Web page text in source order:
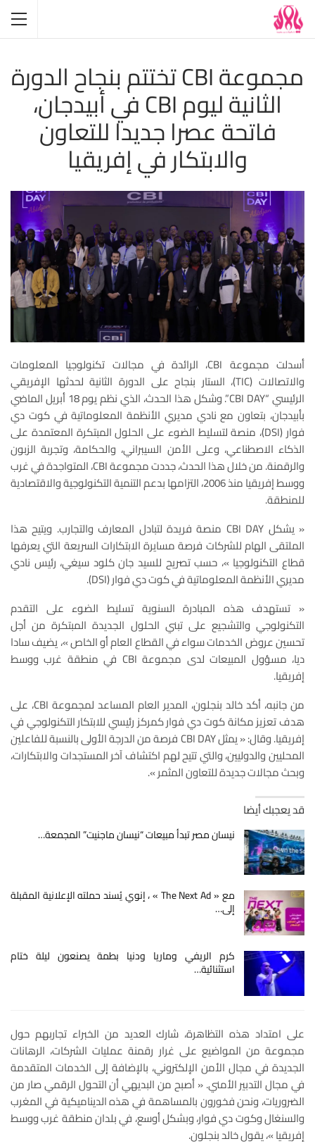
مجموعة CBI تختتم بنجاح الدورة
الثانية ليوم CBI في أبيدجان،
فاتحة عصرا جديدا للتعاون
والابتكار في إفريقيا
أسدلت مجموعة CBI، الرائدة في مجالات تكنولوجيا المعلومات
والاتصالات (TIC)، الستار بنجاح على الدورة الثانية لحدثها الإفريقي
الرئيسي “CBI DAY”. وشكل هذا الحدث، الذي نظم يوم 18 أبريل الماضي
بأبيدجان، بتعاون مع نادي مديري الأنظمة المعلوماتية في كوت دي
فوار (DSI)، منصة لتسليط الضوء على الحلول المبتكرة المعتمدة على
الذكاء الاصطناعي، وعلى الأمن السيبراني، والحكامة، وتجربة الزبون
والرقمنة. من خلال هذا الحدث، جددت مجموعة CBI، المتواجدة في غرب
ووسط إفريقيا منذ 2006، التزامها بدعم التنمية التكنولوجية والاقتصادية
للمنطقة.
« يشكل CBI DAY منصة فريدة لتبادل المعارف والتجارب. ويتيح هذا
الملتقى الهام للشركات فرصة مسايرة الابتكارات السريعة التي يعرفها
قطاع التكنولوجيا »، حسب تصريح للسيد جان كلود سيغي، رئيس نادي
مديري الأنظمة المعلوماتية في كوت دي فوار (DSI).
« تستهدف هذه المبادرة السنوية تسليط الضوء على التقدم
التكنولوجي والتشجيع على تبني الحلول الجديدة المبتكرة من أجل
تحسين عروض الخدمات سواء في القطاع العام أو الخاص »، يضيف سادا
ديا، مسؤول المبيعات لدى مجموعة CBI في منطقة غرب ووسط
إفريقيا.
من جانبه، أكد خالد بنجلون، المدير العام المساعد لمجموعة CBI، على
هدف تعزيز مكانة كوت دي فوار كمركز رئيسي للابتكار التكنولوجي في
إفريقيا. وقال: « يمثل CBI DAY فرصة من الدرجة الأولى بالنسبة للفاعلين
المحليين والدوليين، والتي تتيح لهم اكتشاف آخر المستجدات والابتكارات،
وبحث مجالات جديدة للتعاون المثمر ».
قد يعجبك أيضا
نيسان مصر تبدأ مبيعات “نيسان ماجنيت” المجمعة…
مع « The Next Ad » ، إنوي يُسند حملته الإعلانية المقبلة
إلى…
كرم الريفي وماريا ودنيا بطمة يصنعون ليلة ختام
استثنائية…
على امتداد هذه التظاهرة، شارك العديد من الخبراء تجاربهم حول
مجموعة من المواضيع على غرار رقمنة عمليات الشركات، الرهانات
الجديدة في مجال الأمن الإلكتروني، بالإضافة إلى الخدمات المتقدمة
في مجال التدبير الأمني. « أصبح من البديهي أن التحول الرقمي صار من
الضروريات، ونحن فخورون بالمساهمة في هذه الديناميكية في المغرب
والسنغال وكوت دي فوار، وبشكل أوسع، في بلدان منطقة غرب ووسط
إفريقيا »، يقول خالد بنجلون.